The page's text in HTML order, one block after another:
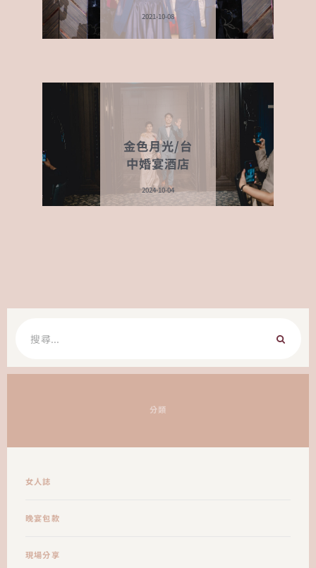
2021-10-08
金色月光/台
中婚宴酒店
2024-10-04
鍵
字:
分類
女人誌
晚宴包款
現場分享